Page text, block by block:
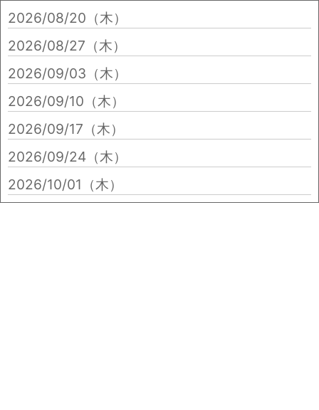
2026/08/20（木）
2026/08/27（木）
2026/09/03（木）
2026/09/10（木）
2026/09/17（木）
2026/09/24（木）
2026/10/01（木）